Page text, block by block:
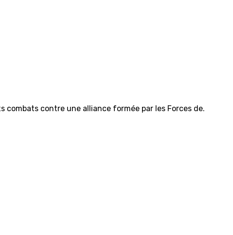
combats contre une alliance formée par les Forces de.